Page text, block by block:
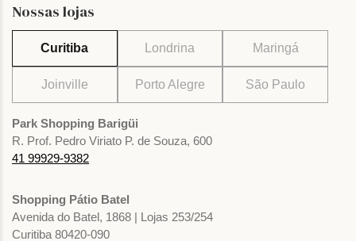
Nossas lojas
Curitiba Londrina Maringá
Joinville Porto Alegre São Paulo
Park Shopping Barigüi
R. Prof. Pedro Viriato P. de Souza, 600
41 99929-9382
Shopping Pátio Batel
Avenida do Batel, 1868 | Lojas 253/254
Curitiba 80420-090